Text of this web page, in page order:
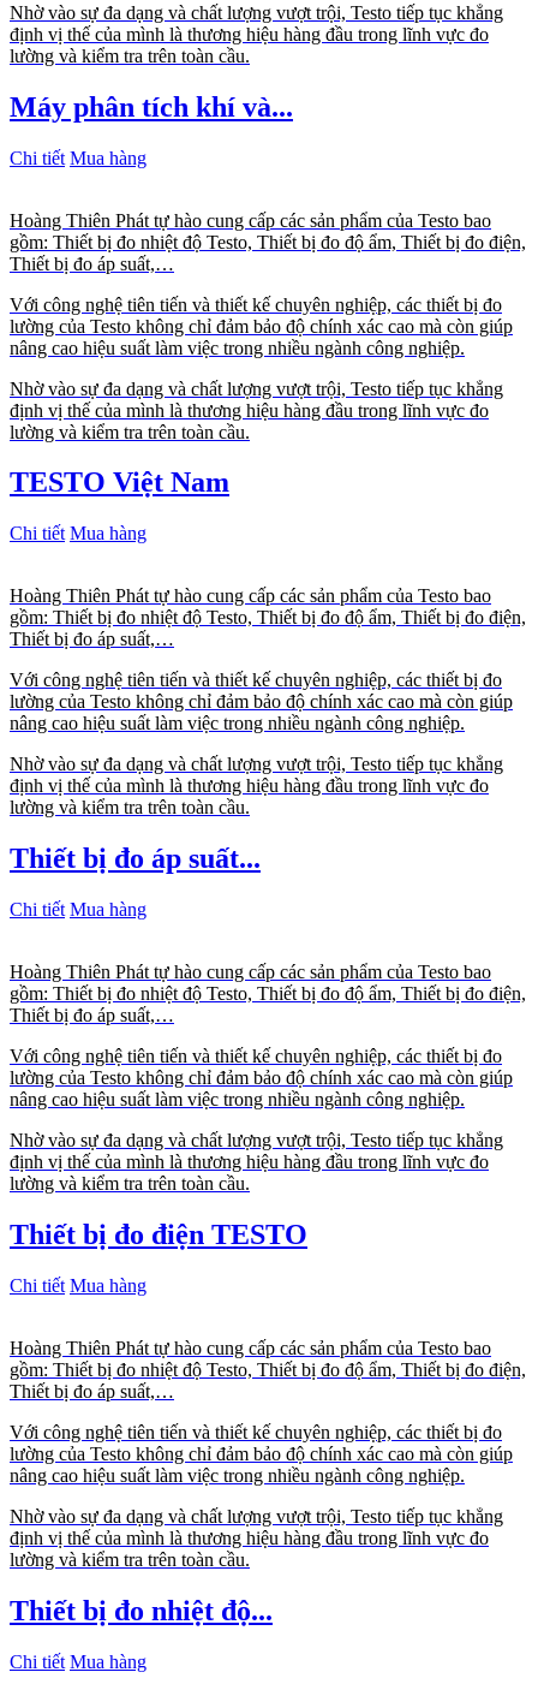
Nhờ vào sự đa dạng và chất lượng vượt trội, Testo tiếp tục khẳng
định vị thế của mình là thương hiệu hàng đầu trong lĩnh vực đo
lường và kiểm tra trên toàn cầu.
Máy phân tích khí và...
Chi tiết Mua hàng
Hoàng Thiên Phát tự hào cung cấp các sản phẩm của Testo bao
gồm: Thiết bị đo nhiệt độ Testo, Thiết bị đo độ ẩm, Thiết bị đo điện,
Thiết bị đo áp suất,…
Với công nghệ tiên tiến và thiết kế chuyên nghiệp, các thiết bị đo
lường của Testo không chỉ đảm bảo độ chính xác cao mà còn giúp
nâng cao hiệu suất làm việc trong nhiều ngành công nghiệp.
Nhờ vào sự đa dạng và chất lượng vượt trội, Testo tiếp tục khẳng
định vị thế của mình là thương hiệu hàng đầu trong lĩnh vực đo
lường và kiểm tra trên toàn cầu.
TESTO Việt Nam
Chi tiết Mua hàng
Hoàng Thiên Phát tự hào cung cấp các sản phẩm của Testo bao
gồm: Thiết bị đo nhiệt độ Testo, Thiết bị đo độ ẩm, Thiết bị đo điện,
Thiết bị đo áp suất,…
Với công nghệ tiên tiến và thiết kế chuyên nghiệp, các thiết bị đo
lường của Testo không chỉ đảm bảo độ chính xác cao mà còn giúp
nâng cao hiệu suất làm việc trong nhiều ngành công nghiệp.
Nhờ vào sự đa dạng và chất lượng vượt trội, Testo tiếp tục khẳng
định vị thế của mình là thương hiệu hàng đầu trong lĩnh vực đo
lường và kiểm tra trên toàn cầu.
Thiết bị đo áp suất...
Chi tiết Mua hàng
Hoàng Thiên Phát tự hào cung cấp các sản phẩm của Testo bao
gồm: Thiết bị đo nhiệt độ Testo, Thiết bị đo độ ẩm, Thiết bị đo điện,
Thiết bị đo áp suất,…
Với công nghệ tiên tiến và thiết kế chuyên nghiệp, các thiết bị đo
lường của Testo không chỉ đảm bảo độ chính xác cao mà còn giúp
nâng cao hiệu suất làm việc trong nhiều ngành công nghiệp.
Nhờ vào sự đa dạng và chất lượng vượt trội, Testo tiếp tục khẳng
định vị thế của mình là thương hiệu hàng đầu trong lĩnh vực đo
lường và kiểm tra trên toàn cầu.
Thiết bị đo điện TESTO
Chi tiết Mua hàng
Hoàng Thiên Phát tự hào cung cấp các sản phẩm của Testo bao
gồm: Thiết bị đo nhiệt độ Testo, Thiết bị đo độ ẩm, Thiết bị đo điện,
Thiết bị đo áp suất,…
Với công nghệ tiên tiến và thiết kế chuyên nghiệp, các thiết bị đo
lường của Testo không chỉ đảm bảo độ chính xác cao mà còn giúp
nâng cao hiệu suất làm việc trong nhiều ngành công nghiệp.
Nhờ vào sự đa dạng và chất lượng vượt trội, Testo tiếp tục khẳng
định vị thế của mình là thương hiệu hàng đầu trong lĩnh vực đo
lường và kiểm tra trên toàn cầu.
Thiết bị đo nhiệt độ...
Chi tiết Mua hàng